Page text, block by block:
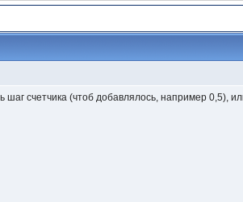
счетчика (чтоб добавлялось, например 0,5),